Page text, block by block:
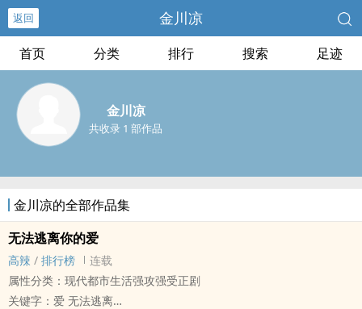
返回 金川凉
首页 分类 排行 搜索 足迹
金川凉
共收录 1 部作品
金川凉的全部作品集
无法逃离你的爱
‌‍‎高​‎辣‎‍ / 排行榜
连载
属性分类：现代都市生活强攻强受正剧
关键字：爱 无法逃离